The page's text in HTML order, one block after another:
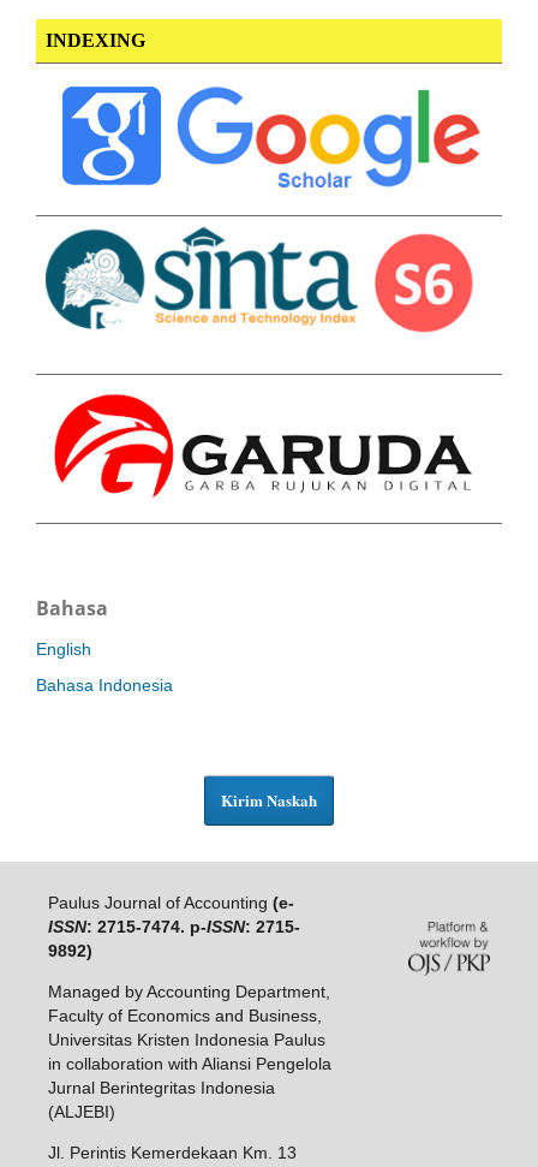
INDEXING
Bahasa
English
Bahasa Indonesia
Kirim Naskah
Paulus Journal of Accounting (e-
ISSN: 2715-7474. p-ISSN: 2715-
9892)
Managed by Accounting Department,
Faculty of Economics and Business,
Universitas Kristen Indonesia Paulus
in collaboration with Aliansi Pengelola
Jurnal Berintegritas Indonesia
(ALJEBI)
Jl. Perintis Kemerdekaan Km. 13